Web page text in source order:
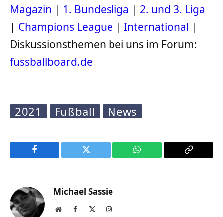
Magazin | 1. Bundesliga | 2. und 3. Liga
| Champions League | International |
Diskussionsthemen bei uns im Forum:
fussballboard.de
2021 Fußball News
Facebook Twitter WhatsApp
Copy
Michael Sassie
WebsiteFacebook Instagram